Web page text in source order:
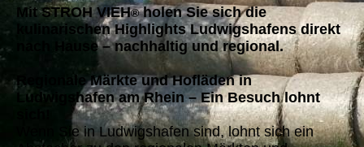
Mit STROH VIEH®holen Sie sich die
kulinarischen Highlights Ludwigshafens direkt
nach Hause – nachhaltig und regional.
Regionale Märkte und Hofläden in
Ludwigshafen am Rhein – Ein Besuch lohnt
Wenn Sie in Ludwigshafen sind, lohnt sich ein